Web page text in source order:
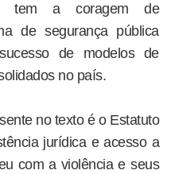
tem a coragem de
de segurança pública
de modelos de
no país.
no texto é o Estatuto
jurídica e acesso a
com a violência e seus